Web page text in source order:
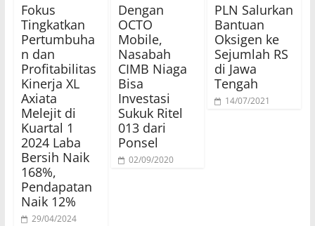
Fokus
Tingkatkan
Pertumbuha
n dan
Profitabilitas
Kinerja XL
Axiata
Melejit di
Kuartal 1
2024 Laba
Bersih Naik
168%,
Pendapatan
Naik 12%
29/04/2024
Dengan
OCTO
Mobile,
Nasabah
CIMB Niaga
Bisa
Investasi
Sukuk Ritel
013 dari
Ponsel
02/09/2020
PLN Salurkan
Bantuan
Oksigen ke
Sejumlah RS
di Jawa
Tengah
14/07/2021